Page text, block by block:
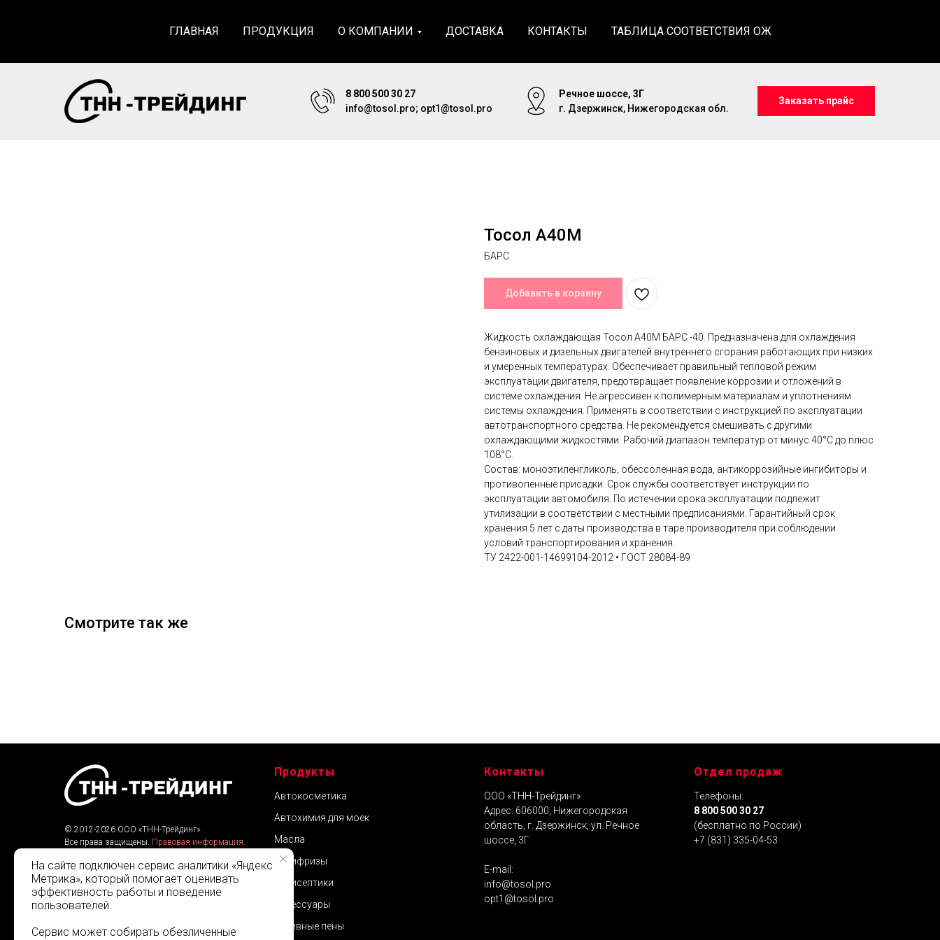
ГЛАВНАЯ ПРОДУКЦИЯ О КОМПАНИИ ДОСТАВКА КОНТАКТЫ ТАБЛИЦА СООТВЕТСТВИЯ ОЖ
8 800 500 30 27
info@tosol.pro; opt1@tosol.pro
Речное шоссе, 3Г
г. Дзержинск, Нижегородская обл.
Заказать прайс
Тосол А40М
БАРС
Добавить в корзину
Жидкость охлаждающая Тосол А40М БАРС -40. Предназначена для охлаждения
бензиновых и дизельных двигателей внутреннего сгорания работающих при низких
и умеренных температурах. Обеспечивает правильный тепловой режим
эксплуатации двигателя, предотвращает появление коррозии и отложений в
системе охлаждения. Не агрессивен к полимерным материалам и уплотнениям
системы охлаждения. Применять в соответствии с инструкцией по эксплуатации
автотранспортного средства. Не рекомендуется смешивать с другими
охлаждающими жидкостями. Рабочий диапазон температур от минус 40°С до плюс
108°С.
Состав: моноэтиленгликоль, обессоленная вода, антикоррозийные ингибиторы и
противопенные присадки. Срок службы соответствует инструкции по
эксплуатации автомобиля. По истечении срока эксплуатации подлежит
утилизации в соответствии с местными предписаниями. Гарантийный срок
хранения 5 лет с даты производства в таре производителя при соблюдении
условий транспортирования и хранения.
ТУ 2422-001-14699104-2012 • ГОСТ 28084-89
Смотрите так же
© 2012-2026 ООО «ТНН-Трейдинг».
Все права защищены. Правовая информация.
Продукты
Автокосметика
Автохимия для моек
Масла
Антифризы
Антисептики
Аксессуары
Активные пены
Контакты
ООО «ТНН-Трейдинг»
Адрес: 606000, Нижегородская
область, г. Дзержинск, ул. Речное
шоссе, 3Г
E-mail:
info@tosol.pro
opt1@tosol.pro
Отдел продаж
Телефоны:
8 800 500 30 27
(бесплатно по России)
+7 (831) 335-04-53
На сайте подключен сервис аналитики «Яндекс
Метрика», который помогает оценивать
эффективность работы и поведение
пользователей.
Сервис может собирать обезличенные